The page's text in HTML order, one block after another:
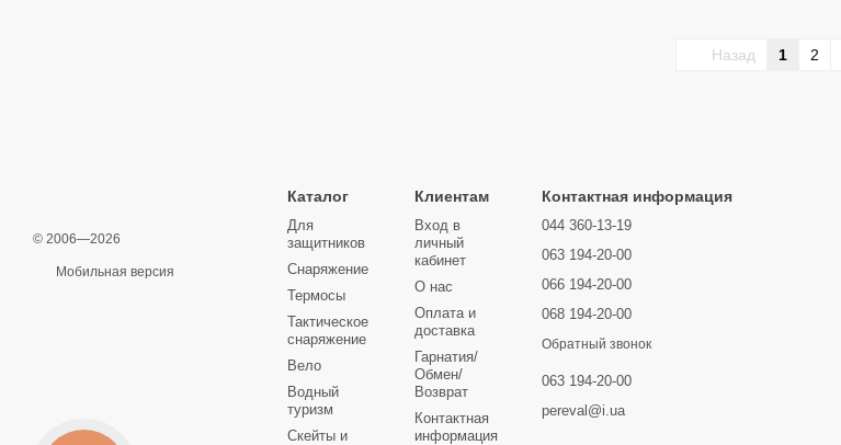
Назад 1 2
© 2006—2026
Мобильная версия
Каталог
Для
защитников
Снаряжение
Термосы
Тактическое
снаряжение
Вело
Водный
туризм
Скейты и
Клиентам
Вход в
личный
кабинет
О нас
Оплата и
доставка
Гарнатия/
Обмен/
Возврат
Контактная
информация
Контактная информация
044 360-13-19
063 194-20-00
066 194-20-00
068 194-20-00
Обратный звонок
063 194-20-00
pereval@i.ua